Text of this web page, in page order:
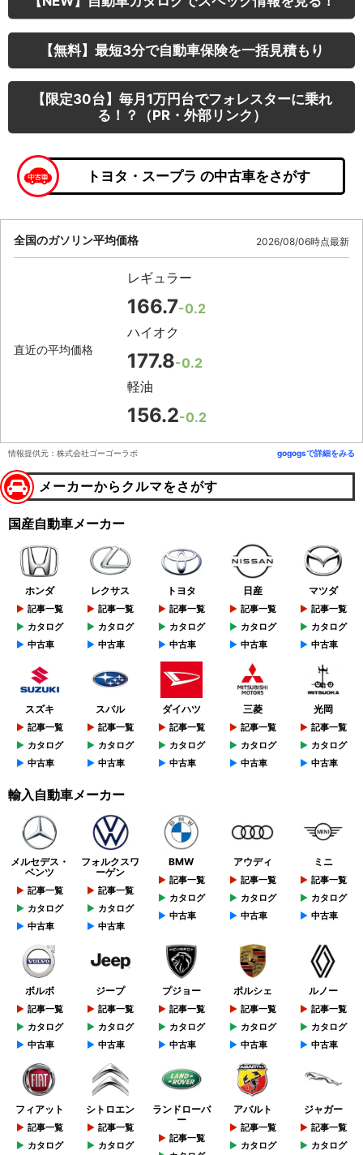
【無料】最短3分で自動車保険を一括見積もり
【限定30台】毎月1万円台でフォレスターに乗れ
る！？（PR・外部リンク）
トヨタ・スープラ の中古車をさがす
全国のガソリン平均価格 2026/08/06時点最新
直近の平均価格
レギュラー
166.7-0.2
ハイオク
177.8-0.2
軽油
156.2-0.2
情報提供元：株式会社ゴーゴーラボ gogogsで詳細をみる
メーカーからクルマをさがす
国産自動車メーカー
ホンダ
記事一覧
カタログ
中古車
レクサス
記事一覧
カタログ
中古車
トヨタ
記事一覧
カタログ
中古車
日産
記事一覧
カタログ
中古車
マツダ
記事一覧
カタログ
中古車
スズキ
記事一覧
カタログ
中古車
スバル
記事一覧
カタログ
中古車
ダイハツ
記事一覧
カタログ
中古車
三菱
記事一覧
カタログ
中古車
光岡
記事一覧
カタログ
中古車
輸入自動車メーカー
メルセデス・
ベンツ
記事一覧
カタログ
中古車
フォルクスワ
ーゲン
記事一覧
カタログ
中古車
BMW
記事一覧
カタログ
中古車
アウディ
記事一覧
カタログ
中古車
ミニ
記事一覧
カタログ
中古車
ボルボ
記事一覧
カタログ
中古車
ジープ
記事一覧
カタログ
中古車
プジョー
記事一覧
カタログ
中古車
ポルシェ
記事一覧
カタログ
中古車
ルノー
記事一覧
カタログ
中古車
フィアット
記事一覧
カタログ
シトロエン
記事一覧
カタログ
ランドローバ
ー
記事一覧
アバルト
記事一覧
カタログ
ジャガー
記事一覧
カタログ